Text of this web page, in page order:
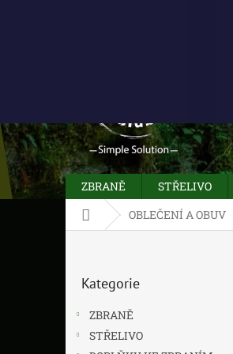
ZBRANĚ STŘELIVO
Domů OBLEČENÍ A OBUV
kategorie
Kategorie
ZBRANĚ
STŘELIVO